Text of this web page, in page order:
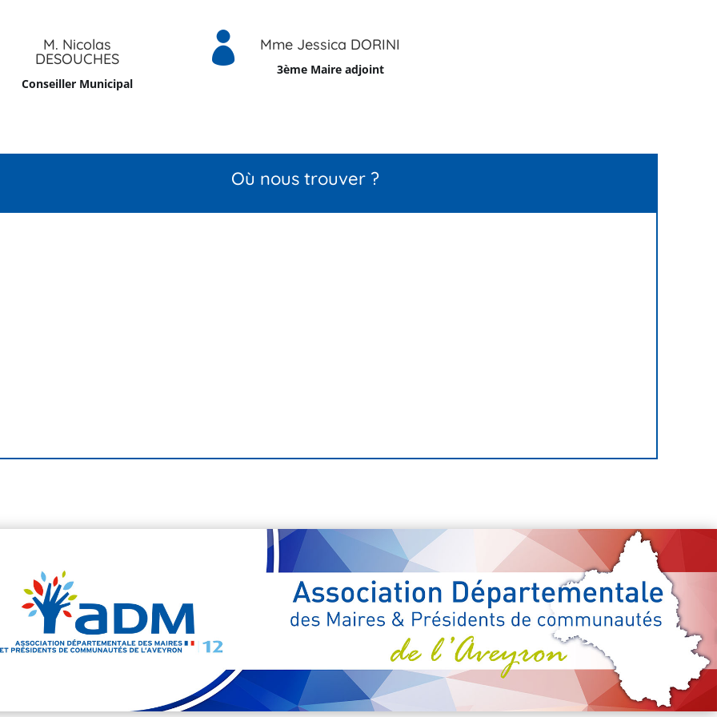
M. Nicolas
DESOUCHES
Conseiller Municipal
 Mme Jessica DORINI
3ème Maire adjoint
Où nous trouver ?